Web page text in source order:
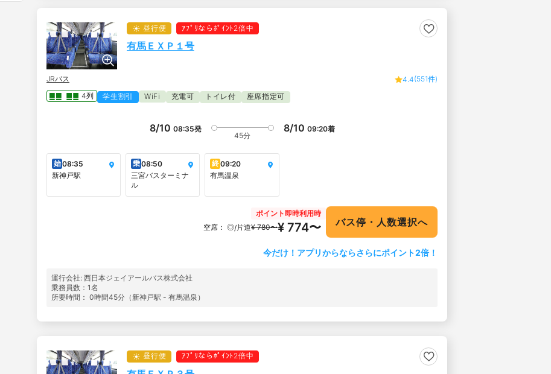
昼行便 ｱﾌﾟﾘならﾎﾟｲﾝﾄ2倍中
有馬ＥＸＰ１号
JRバス 4.4(551件)
4列
学生割引 WiFi 充電可 トイレ付 座席指定可
8/10 08:35発
45分
8/10 09:20着
始08:35
新神戸駅
乗08:50
三宮バスターミナ
ル
終09:20
有馬温泉
ポイント即時利用時
空席： ◎/片道¥ 780〜¥ 774〜 バス停・人数選択へ
今だけ！アプリからならさらにポイント2倍！
運行会社: 西日本ジェイアールバス株式会社
乗務員数：1名
所要時間： 0時間45分（新神戸駅 - 有馬温泉）
昼行便 ｱﾌﾟﾘならﾎﾟｲﾝﾄ2倍中